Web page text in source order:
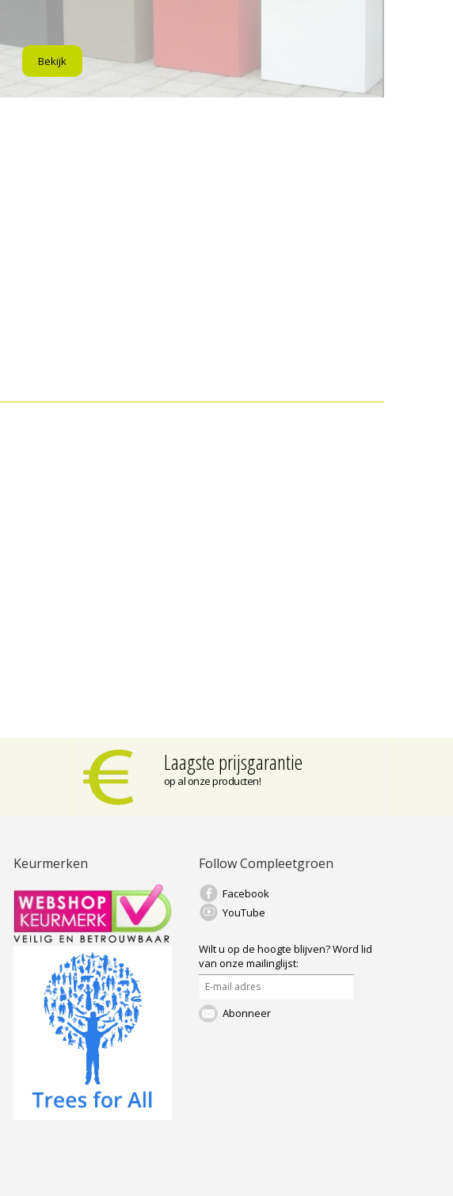
Bekijk
Laagste prijsgarantie
op al onze producten!
Keurmerken Follow Compleetgroen
Facebook
YouTube
Wilt u op de hoogte blijven?Word lid
van onze mailinglijst:
Abonneer